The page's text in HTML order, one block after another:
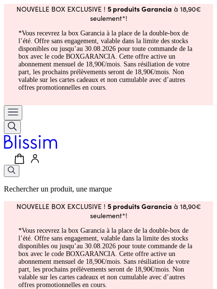
NOUVELLE BOX EXCLUSIVE ! 5 produits Garancia à 18,90€
seulement*!
*Vous recevrez la box Garancia à la place de la double-box de
l’été. Offre sans engagement, valable dans la limite des stocks
disponibles ou jusqu’au 30.08.2026 pour toute commande de la
box avec le code BOXGARANCIA. Cette offre active un
abonnement mensuel de 18,90€/mois. Sans résiliation de votre
part, les prochains prélèvements seront de 18,90€/mois. Non
valable sur les cartes cadeaux et non cumulable avec d’autres
offres promotionnelles en cours.
Rechercher un produit, une marque
NOUVELLE BOX EXCLUSIVE ! 5 produits Garancia à 18,90€
seulement*!
*Vous recevrez la box Garancia à la place de la double-box de
l’été. Offre sans engagement, valable dans la limite des stocks
disponibles ou jusqu’au 30.08.2026 pour toute commande de la
box avec le code BOXGARANCIA. Cette offre active un
abonnement mensuel de 18,90€/mois. Sans résiliation de votre
part, les prochains prélèvements seront de 18,90€/mois. Non
valable sur les cartes cadeaux et non cumulable avec d’autres
offres promotionnelles en cours.